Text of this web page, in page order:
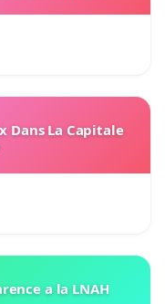
Dans La Capitale
a la LNAH